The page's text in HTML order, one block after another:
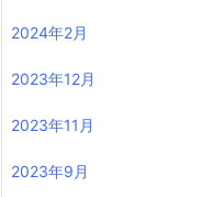
2024年2月
2023年12月
2023年11月
2023年9月